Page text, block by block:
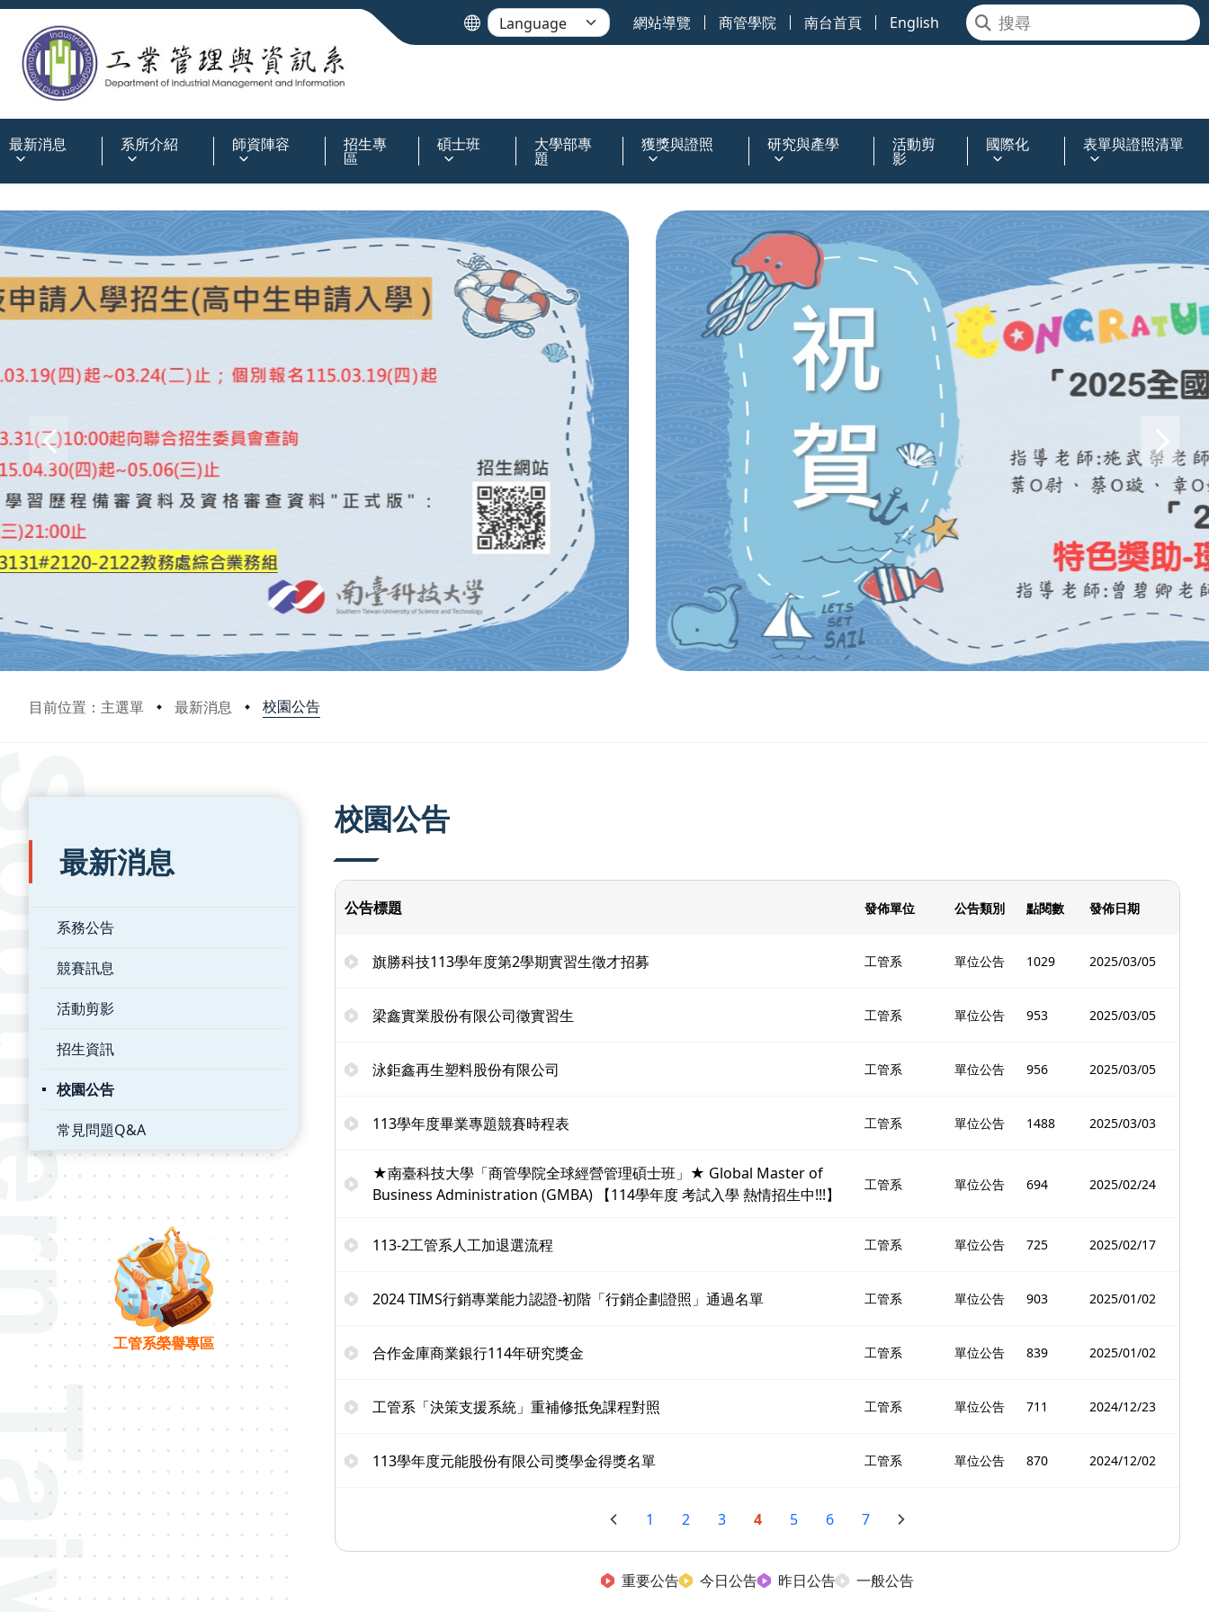
網站導覽 商管學院 南台首頁 English
最新消息 系所介紹 師資陣容 招生專
區
碩士班 大學部專
題
獲獎與證照 研究與產學 活動剪
影
國際化 表單與證照清單
目前位置：主選單 最新消息 校園公告
:::
最新消息
系務公告
競賽訊息
活動剪影
招生資訊
校園公告
常見問題Q&A
工管系榮譽專區
校園公告
公告標題 發佈單位 公告類別 點閱數 發佈日期
旗勝科技113學年度第2學期實習生徵才招募 工管系 單位公告 1029 2025/03/05
梁鑫實業股份有限公司徵實習生 工管系 單位公告 953 2025/03/05
泳鉅鑫再生塑料股份有限公司 工管系 單位公告 956 2025/03/05
113學年度畢業專題競賽時程表 工管系 單位公告 1488 2025/03/03
★南臺科技大學「商管學院全球經營管理碩士班」★ Global Master of
Business Administration (GMBA) 【114學年度 考試入學 熱情招生中!!!】
工管系 單位公告 694 2025/02/24
113-2工管系人工加退選流程 工管系 單位公告 725 2025/02/17
2024 TIMS行銷專業能力認證-初階「行銷企劃證照」通過名單 工管系 單位公告 903 2025/01/02
合作金庫商業銀行114年研究獎金 工管系 單位公告 839 2025/01/02
工管系「決策支援系統」重補修抵免課程對照 工管系 單位公告 711 2024/12/23
113學年度元能股份有限公司獎學金得獎名單 工管系 單位公告 870 2024/12/02
1 2 3 4 5 6 7
重要公告 今日公告 昨日公告 一般公告